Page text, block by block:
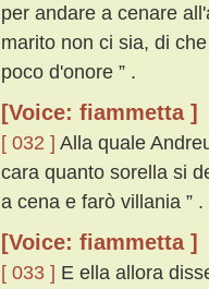
per andare a cenare
marito non ci sia, di
poco d'onore ” .
[Voice: fiammetta ]
[ 032 ] Alla quale
cara quanto sorella si
a cena e farò villania ” .
[Voice: fiammetta ]
[ 033 ] E ella allora